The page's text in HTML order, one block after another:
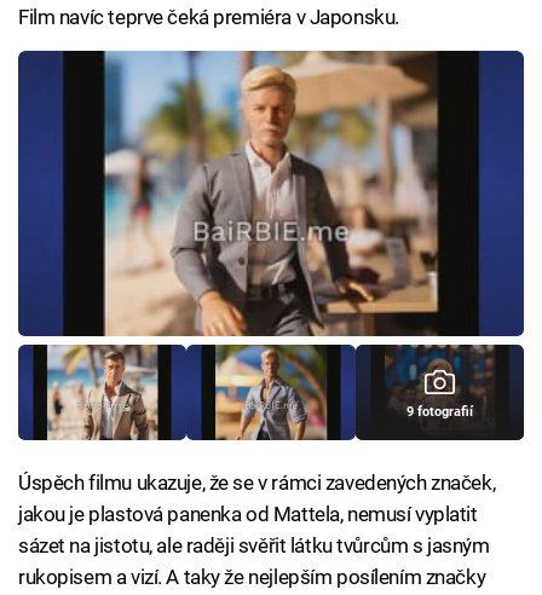
Film navíc teprve čeká premiéra v Japonsku.
9 fotografií
Úspěch filmu ukazuje, že se v rámci zavedených značek,
jakou je plastová panenka od Mattela, nemusí vyplatit
sázet na jistotu, ale raději svěřit látku tvůrcům s jasným
rukopisem a vizí. A taky že nejlepším posílením značky